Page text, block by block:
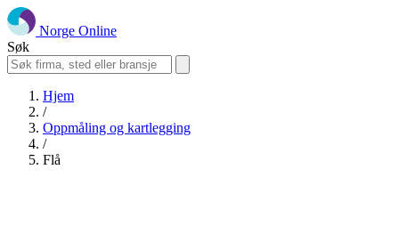
Norge Online
Søk
Hjem
/
Oppmåling og kartlegging
/
Flå